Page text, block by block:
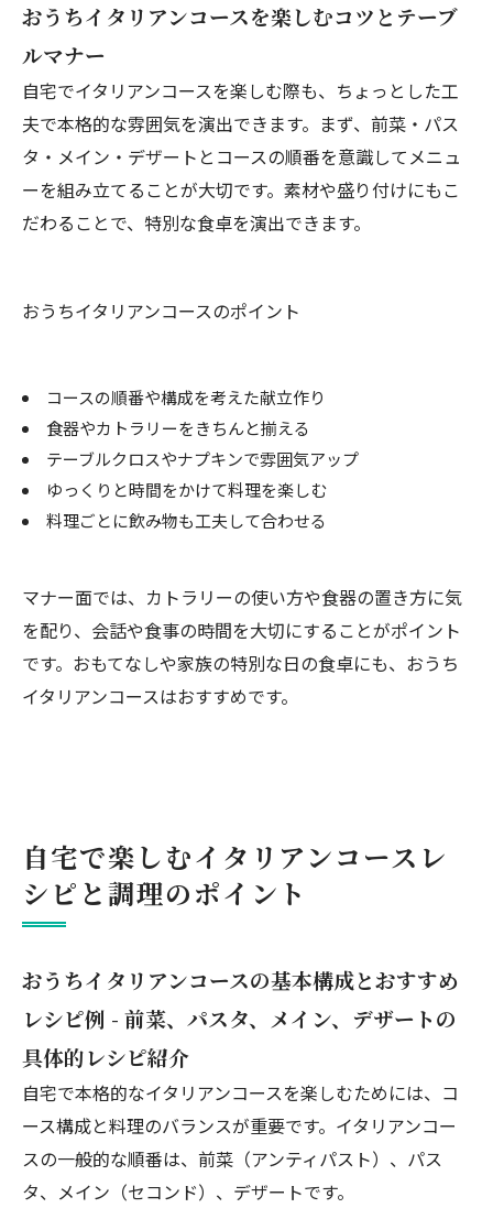
おうちイタリアンコースを楽しむコツとテーブ
ルマナー
自宅でイタリアンコースを楽しむ際も、ちょっとした工
夫で本格的な雰囲気を演出できます。まず、前菜・パス
タ・メイン・デザートとコースの順番を意識してメニュ
ーを組み立てることが大切です。素材や盛り付けにもこ
だわることで、特別な食卓を演出できます。
おうちイタリアンコースのポイント
コースの順番や構成を考えた献立作り
食器やカトラリーをきちんと揃える
テーブルクロスやナプキンで雰囲気アップ
ゆっくりと時間をかけて料理を楽しむ
料理ごとに飲み物も工夫して合わせる
マナー面では、カトラリーの使い方や食器の置き方に気
を配り、会話や食事の時間を大切にすることがポイント
です。おもてなしや家族の特別な日の食卓にも、おうち
イタリアンコースはおすすめです。
自宅で楽しむイタリアンコースレ
シピと調理のポイント
おうちイタリアンコースの基本構成とおすすめ
レシピ例 - 前菜、パスタ、メイン、デザートの
具体的レシピ紹介
自宅で本格的なイタリアンコースを楽しむためには、コ
ース構成と料理のバランスが重要です。イタリアンコー
スの一般的な順番は、前菜（アンティパスト）、パス
タ、メイン（セコンド）、デザートです。